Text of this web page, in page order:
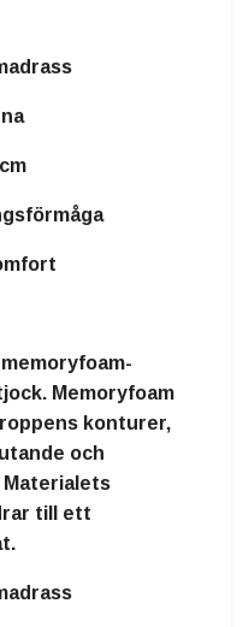
. Memoryfoam
konturer,
och
Materialets
till ett